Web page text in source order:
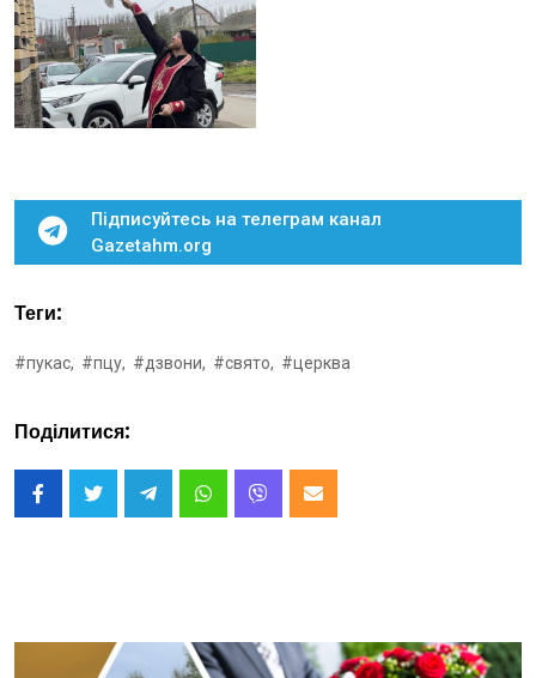
Підписуйтесь на телеграм канал
Gazetahm.org
Теги:
#пукас, #пцу, #дзвони, #свято, #церква
Поділитися: